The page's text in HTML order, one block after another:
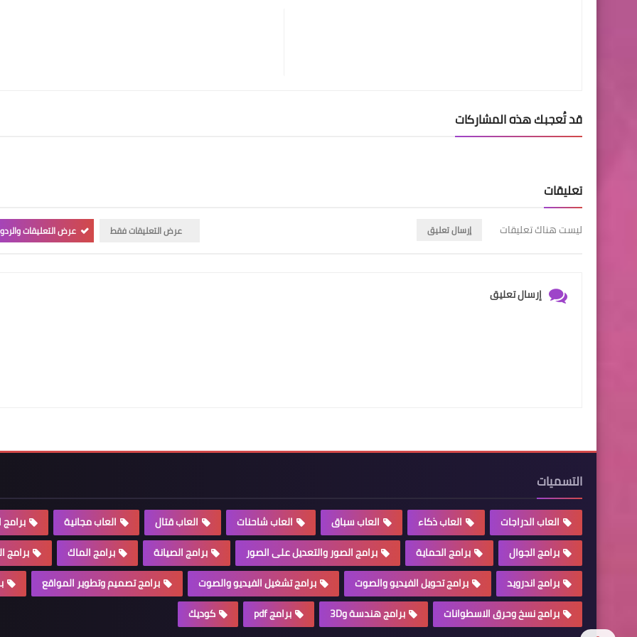
قد تُعجبك هذه المشاركات
تعليقات
ليست هناك تعليقات إرسال تعليق عرض التعليقات فقط عرض التعليقات
إرسال تعليق
التسميات
العاب الدراجات العاب ذكاء العاب سباق العاب شاحنات العاب قتال العاب مجانية
برامج
برامج الجوال
برامج الحماية برامج الصور والتعديل على الصور برامج الصيانة برامج الماك
برامج
برامج اندرويد
برامج تحويل الفيديو والصوت برامج تشغيل الفيديو والصوت برامج تصميم وتطوير المواقع
برامج نسخ وحرق الاسطوانات
برامج هندسة و3D برامج pdf كوديك